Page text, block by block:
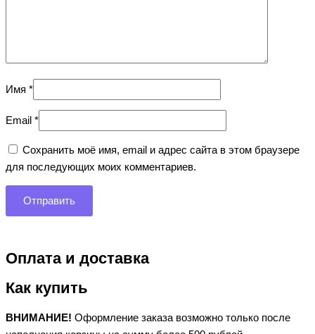
Имя *
Email *
Сохранить моё имя, email и адрес сайта в этом браузере
для последующих моих комментариев.
Оплата и доставка
Как купить
ВНИМАНИЕ! Оформление заказа возможно только после